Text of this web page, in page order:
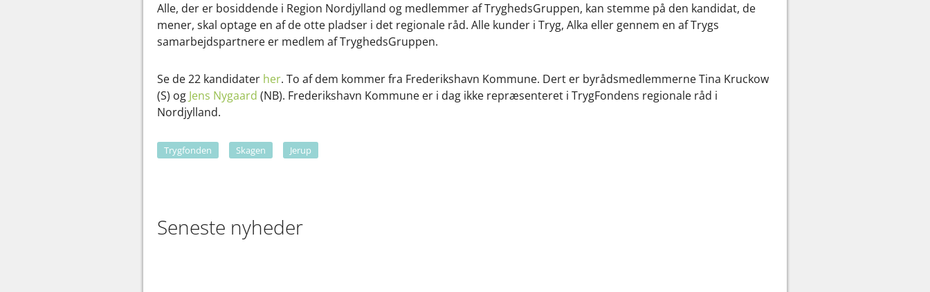
Alle, der er bosiddende i Region Nordjylland og medlemmer af TryghedsGruppen, kan stemme på den kandidat, de
mener, skal optage en af de otte pladser i det regionale råd. Alle kunder i Tryg, Alka eller gennem en af Trygs
samarbejdspartnere er medlem af TryghedsGruppen.
Se de 22 kandidater her. To af dem kommer fra Frederikshavn Kommune. Dert er byrådsmedlemmerne Tina Kruckow
(S) og Jens Nygaard (NB). Frederikshavn Kommune er i dag ikke repræsenteret i TrygFondens regionale råd i
Nordjylland.
Trygfonden Skagen Jerup
Seneste nyheder